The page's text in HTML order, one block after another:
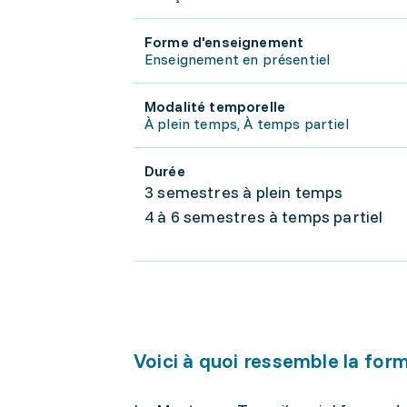
Forme d'enseignement
Enseignement en présentiel
Modalité temporelle
À plein temps, À temps partiel
Durée
3 semestres à plein temps
4 à 6 semestres à temps partiel
Voici à quoi ressemble la